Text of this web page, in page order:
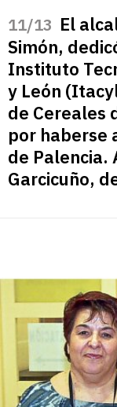
/13 El
Simón,
Instituto
y León
de Cereales
por haberse
de Palencia.
Garcicuño,